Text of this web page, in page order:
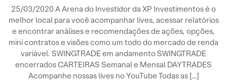
25/03/2020 A Arena do Investidor da XP Investimentos é o
melhor local para você acompanhar lives, acessar relatórios
e encontrar análises e recomendações de ações, opções,
mini contratos e visões como um todo do mercado de renda
variável. SWINGTRADE em andamento SWINGTRADE
encerrados CARTEIRAS Semanal e Mensal DAYTRADES
Acompanhe nossas lives no YouTube Todas as […]